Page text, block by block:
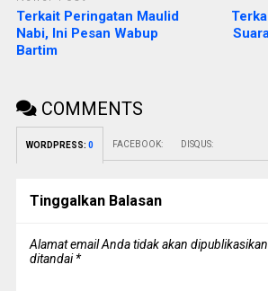
Terkait Peringatan Maulid
Nabi, Ini Pesan Wabup
Bartim
COMMENTS
WORDPRESS: 0 FACEBOOK: DISQUS:
Tinggalkan Balasan
Alamat email Anda tidak akan dipublikasikan.
ditandai*